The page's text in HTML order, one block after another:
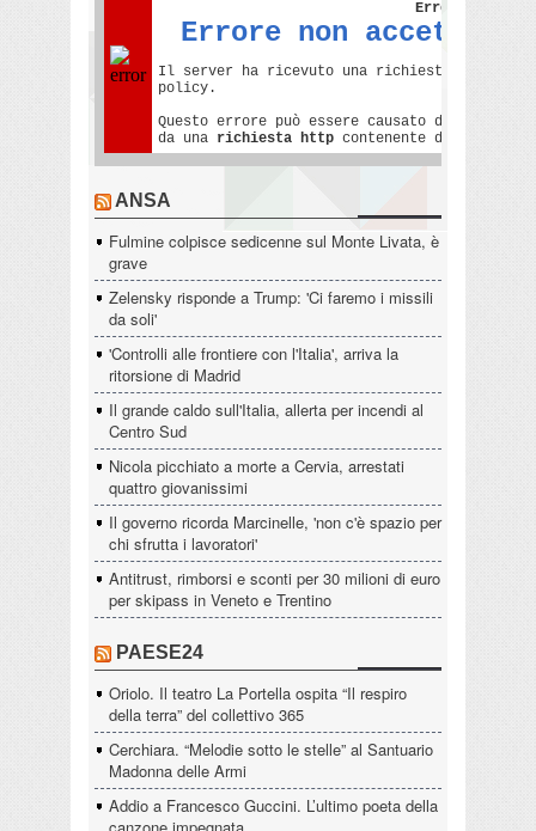
ANSA
Fulmine colpisce sedicenne sul Monte Livata, è
grave
Zelensky risponde a Trump: 'Ci faremo i missili
da soli'
'Controlli alle frontiere con l'Italia', arriva la
ritorsione di Madrid
Il grande caldo sull'Italia, allerta per incendi al
Centro Sud
Nicola picchiato a morte a Cervia, arrestati
quattro giovanissimi
Il governo ricorda Marcinelle, 'non c'è spazio per
chi sfrutta i lavoratori'
Antitrust, rimborsi e sconti per 30 milioni di euro
per skipass in Veneto e Trentino
PAESE24
Oriolo. Il teatro La Portella ospita “Il respiro
della terra” del collettivo 365
Cerchiara. “Melodie sotto le stelle” al Santuario
Madonna delle Armi
Addio a Francesco Guccini. L’ultimo poeta della